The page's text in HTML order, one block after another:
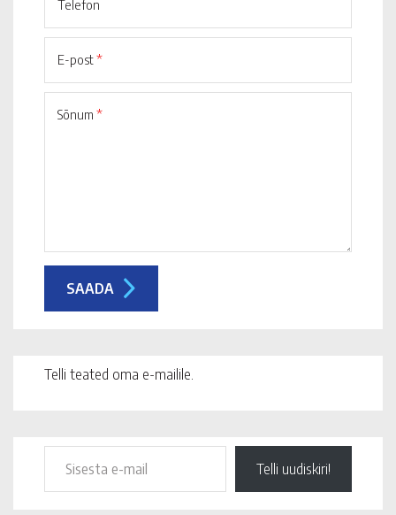
Telefon
E-post*
Sõnum *
Telli teated oma e-mailile.
Telli uudiskiri!